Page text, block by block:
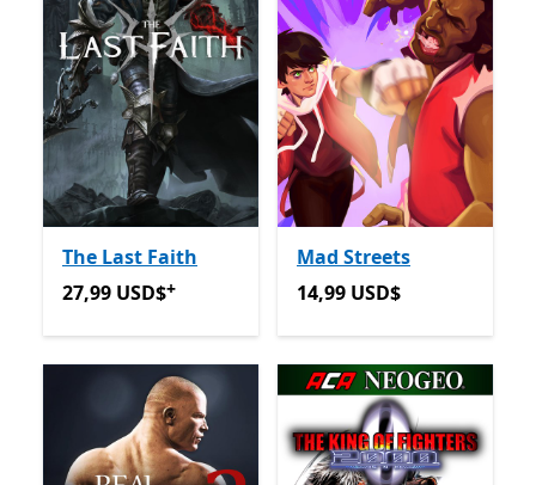
The Last Faith
27,99 USD$Ofertas em compras de aplicações
27,99 USD$+
Mad Streets
14,99 USD$
14,99 USD$